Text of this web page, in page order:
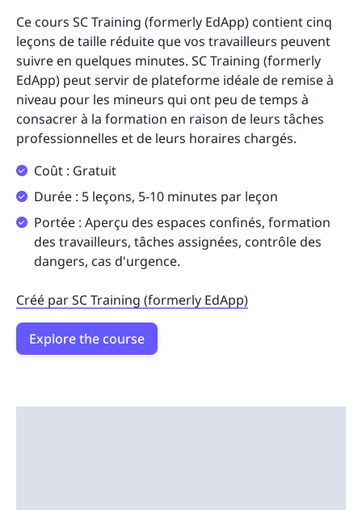
Ce cours SC Training (formerly EdApp) contient cinq
leçons de taille réduite que vos travailleurs peuvent
suivre en quelques minutes. SC Training (formerly
EdApp) peut servir de plateforme idéale de remise à
niveau pour les mineurs qui ont peu de temps à
consacrer à la formation en raison de leurs tâches
professionnelles et de leurs horaires chargés.
Coût : Gratuit
Durée : 5 leçons, 5-10 minutes par leçon
Portée : Aperçu des espaces confinés, formation
des travailleurs, tâches assignées, contrôle des
dangers, cas d'urgence.
Créé par SC Training (formerly EdApp)
Explore the course